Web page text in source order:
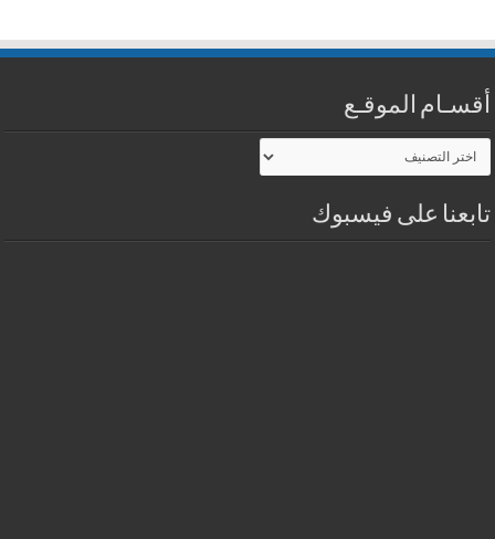
أقسـام الموقـع
أقسـام
الموقـع
تابعنا على فيسبوك